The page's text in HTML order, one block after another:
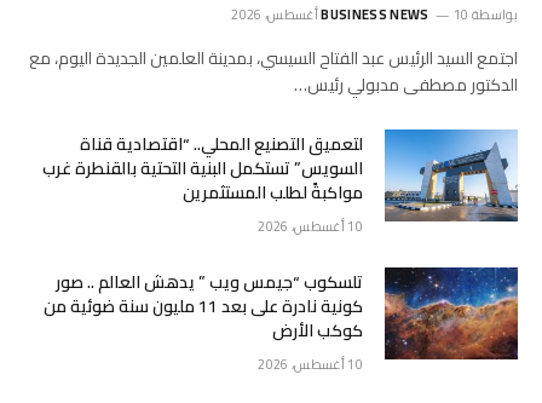
بواسطة BUSINESS NEWS 10 أغسطس، 2026
اجتمع السيد الرئيس عبد الفتاح السيسي، بمدينة العلمين الجديدة اليوم، مع
الدكتور مصطفى مدبولي رئيس…
لتعميق التصنيع المحلي.. “اقتصادية قناة
السويس” تستكمل البنية التحتية بالقنطرة غرب
مواكبةً لطلب المستثمرين
10 أغسطس، 2026
تلسكوب “جيمس ويب ” يدهش العالم .. صور
كونية نادرة على بعد 11 مليون سنة ضوئية من
كوكب الأرض
10 أغسطس، 2026